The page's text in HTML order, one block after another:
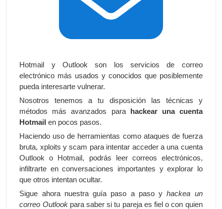
Hotmail y Outlook son los servicios de correo
electrónico más usados y conocidos que posiblemente
pueda interesarte vulnerar.
Nosotros tenemos a tu disposición las técnicas y
métodos más avanzados para hackear una cuenta
Hotmail en pocos pasos.
Haciendo uso de herramientas como ataques de fuerza
bruta, xploits y scam para intentar acceder a una cuenta
Outlook o Hotmail, podrás leer correos electrónicos,
infiltrarte en conversaciones importantes y explorar lo
que otros intentan ocultar.
Sigue ahora nuestra guía paso a paso yhackea un
correo Outlookpara saber si tu pareja es fiel o con quien